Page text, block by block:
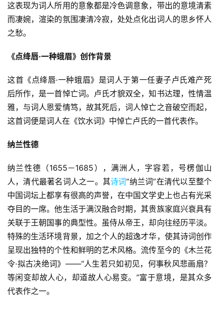
这表现为词人所用的意象都是冷色调意象，带出的意境清素
而凄婉，渲染的氛围凄清冷寂，处处点化出词人的思乡怀人
之愁。
《点绛唇·一种蛾眉》创作背景
这首《点绛唇·一种蛾眉》是词人于第一任妻子卢氏难产死
后所作，是一首悼亡词。卢氏才貌双全，知书达理，性情温
雅，与词人恩爱情笃，故其死后，词人悼亡之音破空而起，
这首词便是词人在《饮水词》中悼亡卢氏的一首代表作。
纳兰性德
纳兰性德（1655－1685），满洲人，字容若，号楞伽山
人，清代最著名词人之一。其诗词“纳兰词”在清代以至整个
中国词坛上都享有很高的声誉，在中国文学史上也占有光采
夺目的一席。他生活于满汉融合时期，其贵族家庭兴衰具有
关联于王朝国事的典型性。虽侍从帝王，却向往经历平淡。
特殊的生活环境背景，加之个人的超逸才华，使其诗词创作
呈现出独特的个性和鲜明的艺术风格。流传至今的《木兰花
令·拟古决绝词》——“人生若只如初见，何事秋风悲画扇？
等闲变却故人心，却道故人心易变。”富于意境，是其众多
代表作之一。